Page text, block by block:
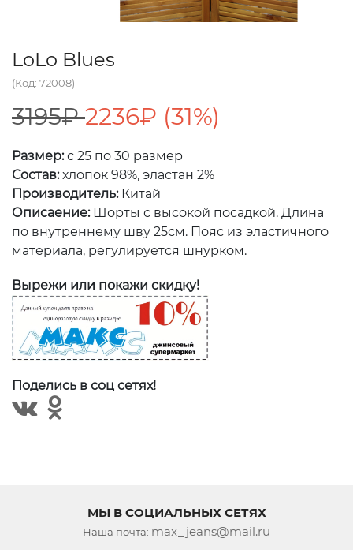
LoLo Blues
(Код: 72008)
3195₽2236₽ (31%)
Размер:с 25 по 30 размер
Состав:хлопок 98%, эластан 2%
Производитель:Китай
Описаение:Шорты с высокой посадкой. Длина
по внутреннему шву 25см. Пояс из эластичного
материала, регулируется шнурком.
Вырежи или покажи скидку!
Поделись в соц сетях!
МЫ В СОЦИАЛЬНЫХ СЕТЯХ
Наша почта: max_jeans@mail.ru